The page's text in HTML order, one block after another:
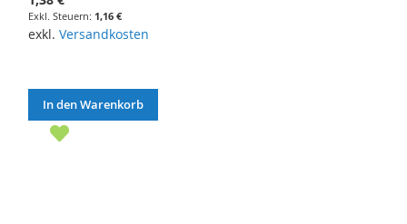
1,16 €
exkl. Versandkosten
In den Warenkorb